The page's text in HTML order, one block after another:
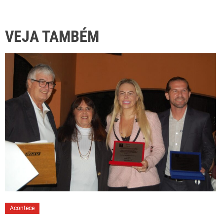
VEJA TAMBÉM
Acontece